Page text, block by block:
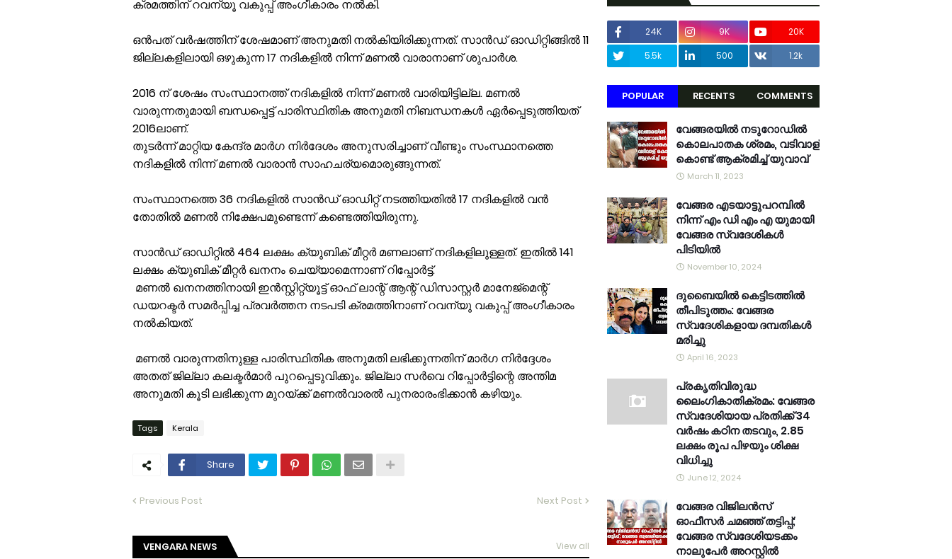
ക്രമത്തിന് റവന്യൂ വകുപ്പ് അംഗീകാരം നല്‍കി.
ഒന്‍പത് വര്‍ഷത്തിന് ശേഷമാണ് അനുമതി നല്‍കിയിരിക്കുന്നത്. സാന്‍ഡ് ഓഡിറ്റിങ്ങില്‍ 11
ജില്ലകളിലായി ഒഴുകുന്ന 17 നദികളില്‍ നിന്ന് മണല്‍ വാരാനാണ് ശുപാര്‍ശ.
2016 ന് ശേഷം സംസ്ഥാനത്ത് നദികളില്‍ നിന്ന് മണല്‍ വാരിയിട്ടില്ല. മണല്‍
വാരുന്നതുമായി ബന്ധപ്പെട്ട് പാരിസ്ഥിതിക അനുമതി നിബന്ധനകള്‍ ഏര്‍പ്പെടുത്തിയത്
2016ലാണ്.
തുടര്‍ന്ന് മാറ്റിയ കേന്ദ്ര മാര്‍ഗ നിര്‍ദേശം അനുസരിച്ചാണ് വീണ്ടും സംസ്ഥാനത്തെ
നദികളില്‍ നിന്ന് മണല്‍ വാരാന്‍ സാഹചര്യമൊരുങ്ങുന്നത്.
സംസ്ഥാനത്തെ 36 നദികളില്‍ സാന്‍ഡ് ഓഡിറ്റ് നടത്തിയതില്‍ 17 നദികളില്‍ വന്‍
തോതില്‍ മണല്‍ നിക്ഷേപമുണ്ടെന്ന് കണ്ടെത്തിയിരുന്നു.
സാന്‍ഡ് ഓഡിറ്റില്‍ 464 ലക്ഷം ക്യുബിക് മീറ്റര്‍ മണലാണ് നദികളിലുള്ളത്. ഇതില്‍ 141
ലക്ഷം ക്യുബിക് മീറ്റര്‍ ഖനനം ചെയ്യാമെന്നാണ് റിപ്പോര്‍ട്ട്.
മണല്‍ ഖനനത്തിനായി ഇന്‍സ്റ്റിറ്റ്യൂട്ട് ഓഫ് ലാന്റ് ആന്റ് ഡിസാസ്റ്റര്‍ മാനേജ്മെന്റ്
ഡയറക്ടര്‍ സമര്‍പ്പിച്ച പ്രവര്‍ത്തന നടപടി ക്രമത്തിനാണ് റവന്യു വകുപ്പ് അംഗീകാരം
നല്‍കിയത്.
മണല്‍ വാരുന്നതിനുള്ള പാരിസ്ഥിതിക അനുമതി ലഭിക്കുന്നതിന് മാര്‍ഗ നിര്‍ദ്ദേശം
അതത് ജില്ലാ കലക്ടര്‍മാര്‍ പുറപ്പെടുവിക്കും. ജില്ലാ സര്‍വെ റിപ്പോര്‍ട്ടിന്റെ അന്തിമ
അനുമതി കൂടി ലഭിക്കുന്ന മുറയ്ക്ക് മണല്‍വാരല്‍ പുനരാരംഭിക്കാന്‍ കഴിയും.
Tags Kerala
Share
Previous Post Next Post
VENGARA NEWS View all
24K 9K
20K
5.5k
500 1.2k
POPULAR RECENTS COMMENTS
വേങ്ങരയിൽ നടുറോഡിൽ
കൊലപാതക ശ്രമം, വടിവാള്
കൊണ്ട് ആക്രമിച്ച് യുവാവ്
March 11, 2023
വേങ്ങര എടയാട്ടുപറമ്പിൽ
നിന്ന് എം ഡി എം എ യുമായി
വേങ്ങര സ്വദേശികൾ
പിടിയിൽ
November 10, 2024
ദുബൈയിൽ കെട്ടിടത്തിൽ
തീപിടുത്തം: വേങ്ങര
സ്വദേശികളായ ദമ്പതികൾ
മരിച്ചു
April 16, 2023
പ്രകൃതിവിരുദ്ധ
ലൈംഗികാതിക്രമം: വേങ്ങര
സ്വദേശിയായ പ്രതിക്ക് 34
വര്‍ഷം കഠിന തടവും, 2.85
ലക്ഷം രൂപ പിഴയും ശിക്ഷ
വിധിച്ചു
June 12, 2024
വേങ്ങര വിജിലൻസ്
ഓഫീസർ ചമഞ്ഞ് തട്ടിപ്പ്;
വേങ്ങര സ്വദേശിയടക്കം
നാലുപേർ അറസ്റ്റിൽ